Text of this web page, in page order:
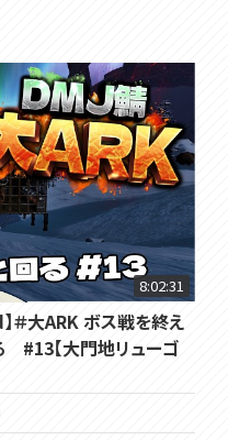
8:02:31
＃大ARK ボス戦を終え
#13【大門地リューゴ